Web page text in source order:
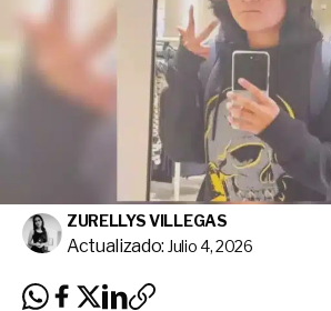
ZURELLYS VILLEGAS
Actualizado: Julio 4, 2026